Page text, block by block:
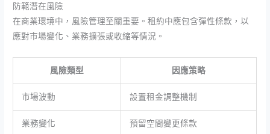
防範潛在風險
在商業環境中，風險管理至關重要。租約中應包含彈性條款，以
應對市場變化、業務擴張或收縮等情況。
風險類型 因應策略
市場波動 設置租金調整機制
業務變化 預留空間變更條款